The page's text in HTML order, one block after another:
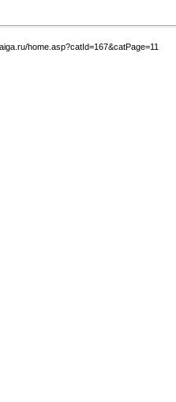
home.asp?catId=167&catPage=11